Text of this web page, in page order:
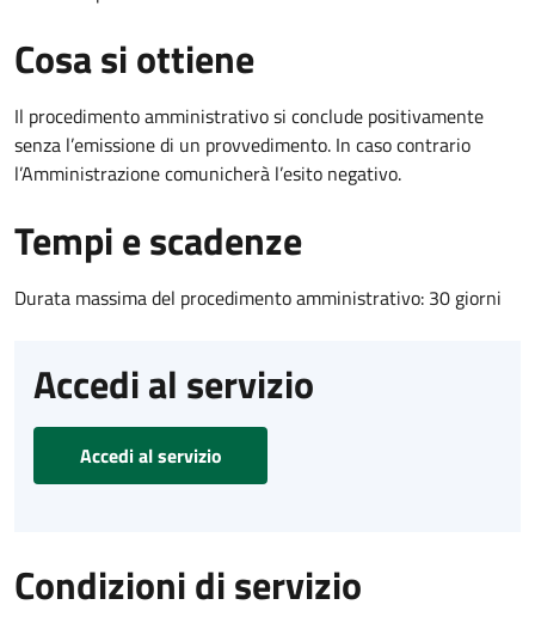
Cosa si ottiene
Il procedimento amministrativo si conclude positivamente
senza l’emissione di un provvedimento. In caso contrario
l’Amministrazione comunicherà l’esito negativo.
Tempi e scadenze
Durata massima del procedimento amministrativo: 30 giorni
Accedi al servizio
Accedi al servizio
Condizioni di servizio